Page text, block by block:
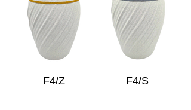
F4/Z F4/S